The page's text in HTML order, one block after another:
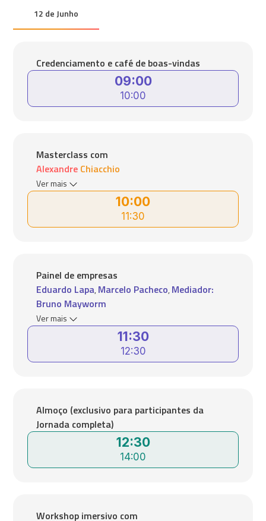
12 de Junho
09:00
10:00
Credenciamento e café de boas-vindas
10:00
11:30
Masterclass com
Alexandre Chiacchio
Ver mais
11:30
12:30
Painel de empresas
Eduardo Lapa,Marcelo Pacheco,Mediador:
Bruno Mayworm
Ver mais
12:30
14:00
Almoço (exclusivo para participantes da
Jornada completa)
Workshop imersivo com